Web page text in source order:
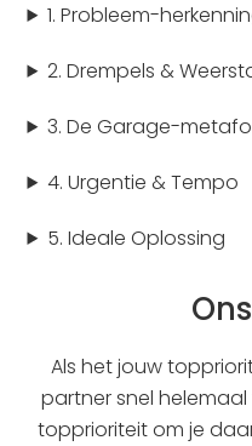
1. Probleem-
2. Drempels &
3. De Garage-
4. Urgentie & Tempo
5. Ideale Oplossing
Ons
Als het jouw
partner snel
topprioriteit om je